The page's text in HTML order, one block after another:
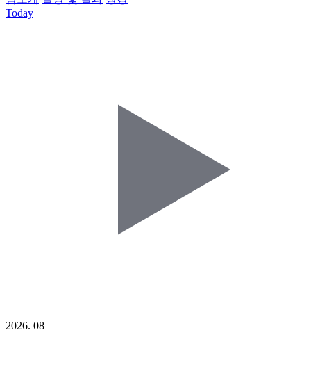
Today
2026. 08